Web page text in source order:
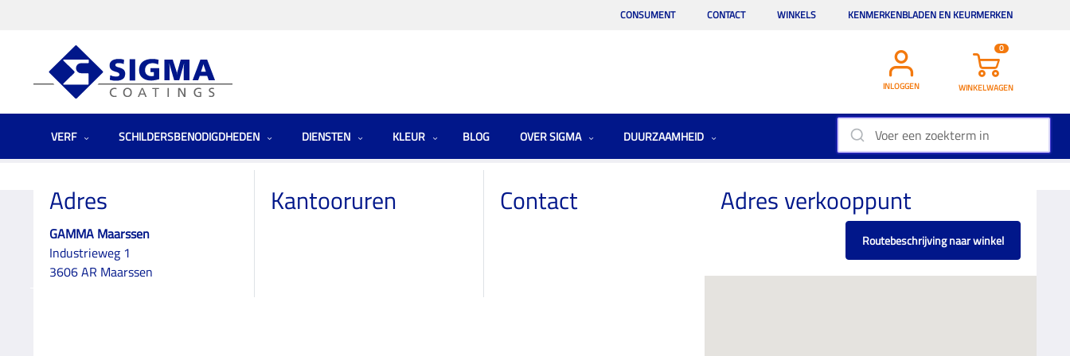
CONSUMENT CONTACT WINKELS KENMERKENBLADEN EN KEURMERKEN
INLOGGEN
0
WINKELWAGEN
VERF SCHILDERSBENODIGDHEDEN DIENSTEN KLEUR BLOG OVER SIGMA DUURZAAMHEID
GAMMA Maarssen
Adres
GAMMA Maarssen
Industrieweg 1
3606 AR Maarssen
Kantooruren Contact Adres verkooppunt
Routebeschrijving naar winkel